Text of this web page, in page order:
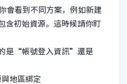
會看到不同方案，例如新建
含初始資源。這時候請你盯
是“帳號登入資訊”還是
地區綁定